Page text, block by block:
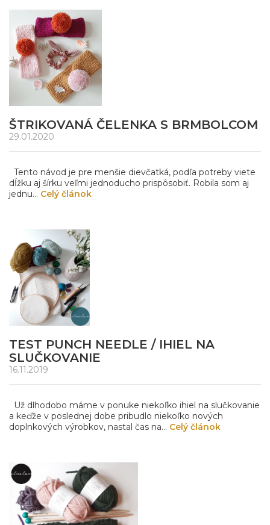
ŠTRIKOVANÁ ČELENKA S BRMBOLCOM
29.01.2020
Tento návod je pre menšie dievčatká, podľa potreby viete
dĺžku aj šírku veľmi jednoducho prispôsobiť. Robila som aj
jednu... Celý článok
TEST PUNCH NEEDLE / IHIEL NA
SLUČKOVANIE
16.11.2019
Už dlhodobo máme v ponuke niekoľko ihiel na slučkovanie
a keďže v poslednej dobe pribudlo niekoľko nových
doplnkových výrobkov, nastal čas na... Celý článok